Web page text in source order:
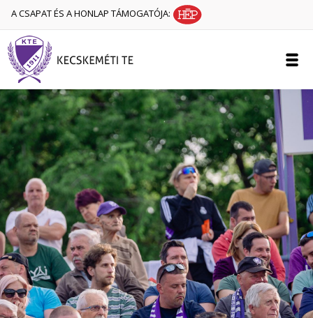
A CSAPAT ÉS A HONLAP TÁMOGATÓJA: